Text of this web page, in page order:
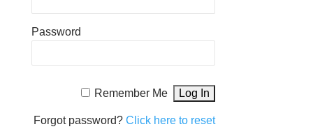
Password
Remember Me
Forgot password?Click here to reset